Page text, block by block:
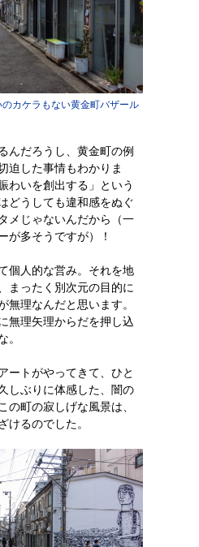
カケラもない黄金町バザール
んだろうし、黄金町の例
迫した事情もわかりま
わいを創出する」という
どうしても違和感をぬぐ
メじゃないんだから（一
が多そうですが）！
個人的な営み。それを地
まったく別次元の目的に
無理なんだと思います。
無理矢理からだを押し込
。
ートがやってきて、ひと
しぶりに体感した、闇の
の町の寂しげな風景は、
けるのでした。